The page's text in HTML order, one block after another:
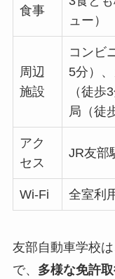
食事
ュー）
周辺
施設
コンビ
5分）
（徒
局（徒
アク
セス
JR友部
Wi-Fi 全室利
友部自動車学校は
で、 多様な免許